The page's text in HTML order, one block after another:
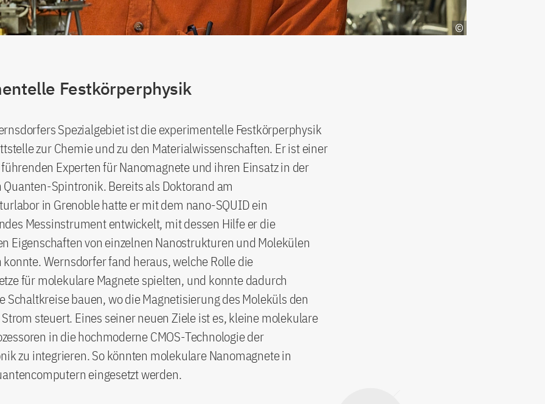
Festkörperphysik
Spezialgebiet ist die experimentelle Festkörperphysik
zur Chemie und zu den Materialwissenschaften. Er ist einer
Experten für Nanomagnete und ihren Einsatz in der
Spintronik. Bereits als Doktorand am
in Grenoble hatte er mit dem nano-SQUID ein
Messinstrument entwickelt, mit dessen Hilfe er die
Eigenschaften von einzelnen Nanostrukturen und Molekülen
Wernsdorfer fand heraus, welche Rolle die
für molekulare Magnete spielten, und konnte dadurch
Schaltkreise bauen, wo die Magnetisierung des Moleküls den
steuert. Eines seiner neuen Ziele ist es, kleine molekulare
in die hochmoderne CMOS-Technologie der
zu integrieren. So könnten molekulare Nanomagnete in
eingesetzt werden.